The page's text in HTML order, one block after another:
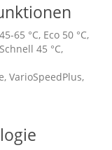
65 °C, Eco 50 °C,
45 °C,
VarioSpeedPlus,